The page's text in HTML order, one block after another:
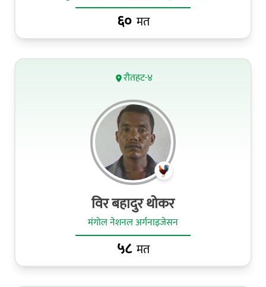
६० मत
रौतहट-४
विर बहादुर थोकर
मंगोल नेशनल अर्गनाइजेसन
५८मत